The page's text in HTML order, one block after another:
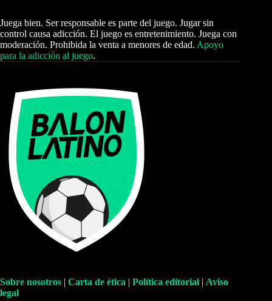
Juega bien. Ser responsable es parte del juego. Jugar sin
control causa adicción. El juego es entretenimiento. Juega con
moderación. Prohibida la venta a menores de edad. Apoyo
para la adicción al juego.
Sobre nosotros | Carta de ética | Política editorial | Aviso
legal